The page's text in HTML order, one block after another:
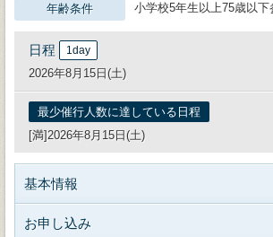
年齢条件 小学校5年生以上75歳以下
日程 1day
2026年8月15日(土)
最少催行人数に達している日程
[満]2026年8月15日(土)
基本情報
お申し込み